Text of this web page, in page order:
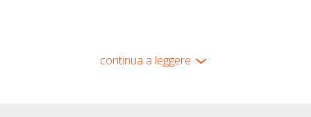
continua a leggere